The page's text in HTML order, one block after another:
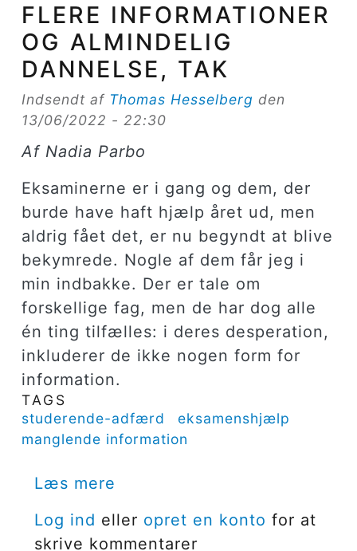
FLERE INFORMATIONER
OG ALMINDELIG
DANNELSE, TAK
Indsendt af Thomas Hesselberg den
13/06/2022 - 22:30
Af Nadia Parbo
Eksaminerne er i gang og dem, der
burde have haft hjælp året ud, men
aldrig fået det, er nu begyndt at blive
bekymrede. Nogle af dem får jeg i
min indbakke. Der er tale om
forskellige fag, men de har dog alle
én ting tilfælles: i deres desperation,
inkluderer de ikke nogen form for
information.
TAGS
studerende-adfærd
eksamenshjælp
manglende information
Læs mere
Log ind eller opret en konto for at
skrive kommentarer